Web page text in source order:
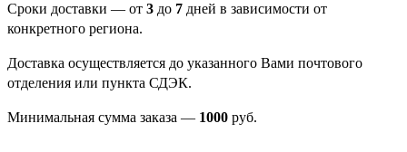
Сроки доставки — от 3 до 7 дней в зависимости от
конкретного региона.
Доставка осуществляется до указанного Вами почтового
отделения или пункта СДЭК.
Минимальная сумма заказа — 1000 руб.